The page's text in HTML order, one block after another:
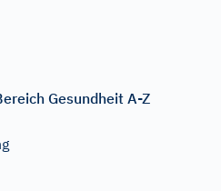
Gesundheit A-Z